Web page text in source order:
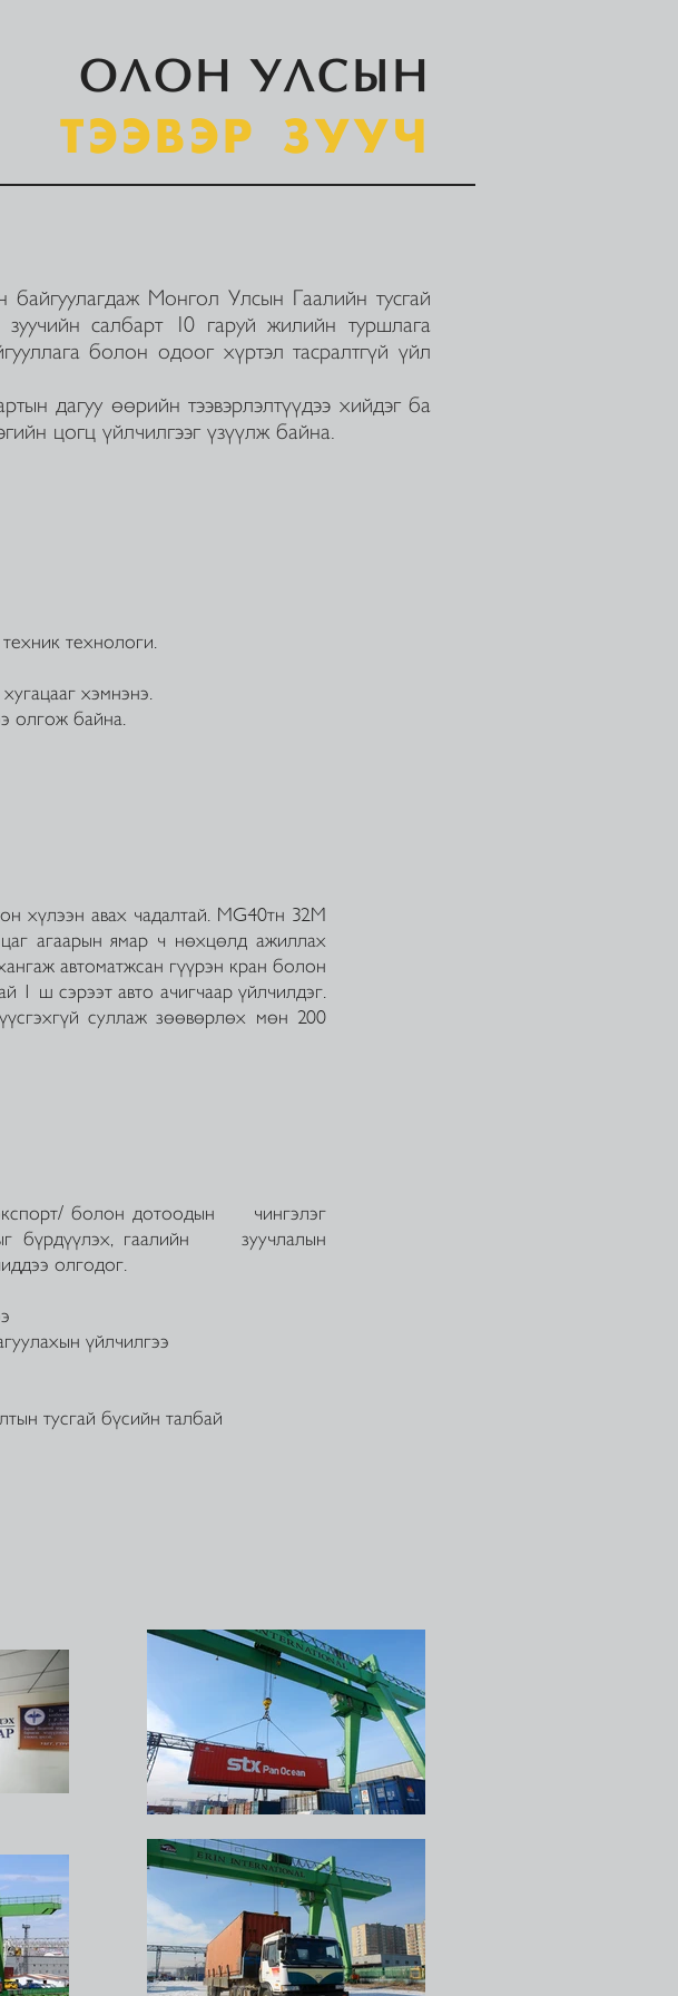
ОЛОН УЛСЫН
ТЭЭВЭР ЗУУЧ
Монгол Улсын Гаалийн тусгай
салбарт 10 гаруй жилийн туршлага
болон одоог хүртэл тасралтгүй үйл
дагуу өөрийн тээвэрлэлтүүдээ хийдэг ба
цогц үйлчилгээг үзүүлж байна.
технологи.
хэмнэнэ.
олгож байна.
хүлээн авах чадалтай. MG40тн 32M
агаарын ямар ч нөхцөлд ажиллах
автоматжсан гүүрэн кран болон
1 ш сэрээт авто ачигчаар үйлчилдэг.
суллаж зөөвөрлөх мөн 200
болон дотоодын чингэлэг
бүрдүүлэх, гаалийн зуучлалын
олгодог.
үйлчилгээ
тусгай бүсийн талбай